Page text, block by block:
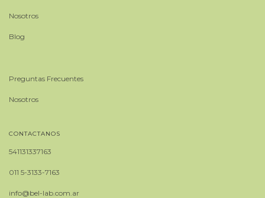
Nosotros
Blog
Preguntas Frecuentes
Nosotros
CONTACTANOS
541131337163
011 5-3133-7163
info@bel-lab.com.ar